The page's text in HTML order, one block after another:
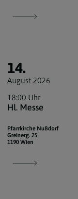
14.
August 2026
18:00 Uhr
Hl. Messe
Pfarrkirche Nußdorf
Greinerg. 25
1190 Wien